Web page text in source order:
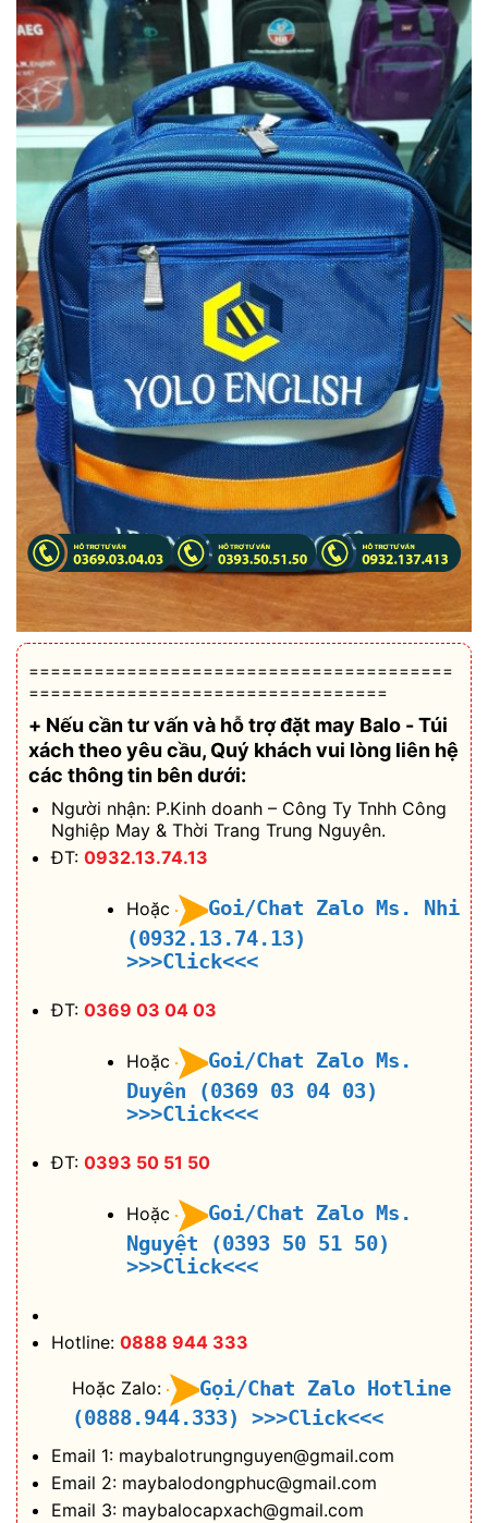
=======================================
=================================
+ Nếu cần tư vấn và hỗ trợđặt may Balo - Túi
xách theo yêu cầu, Quý khách vui lòng liên hệ
các thông tin bên dưới:
Người nhận: P.Kinh doanh – Công Ty Tnhh Công
Nghiệp May & Thời Trang Trung Nguyên.
ĐT: 0932.13.74.13
Hoặc
Goi/Chat Zalo Ms. Nhi
(0932.13.74.13)
>>>Click<<<
ĐT: 0369 03 04 03
Hoặc
Goi/Chat Zalo Ms.
Duyên (0369 03 04 03)
>>>Click<<<
ĐT: 0393 50 51 50
Hoặc
Goi/Chat Zalo Ms.
Nguyệt (0393 50 51 50)
>>>Click<<<
Hotline: 0888 944 333
Hoặc Zalo:
Gọi/Chat Zalo Hotline
(0888.944.333)
>>>Click<<<
Email 1: maybalotrungnguyen@gmail.com
Email 2: maybalodongphuc@gmail.com
Email 3: maybalocapxach@gmail.com